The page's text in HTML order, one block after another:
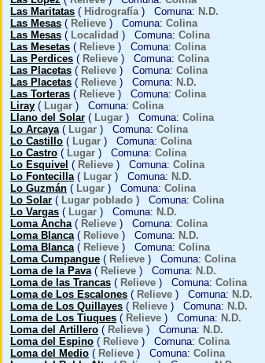
Las Maritatas ( Hidrografía) Comuna: N.D.
Las Mesas ( Relieve ) Comuna: Colina
Las Mesas ( Localidad ) Comuna: Colina
Las Mesetas ( Relieve ) Comuna: Colina
Las Perdices ( Relieve ) Comuna: Colina
Las Placetas ( Relieve ) Comuna: Colina
Las Placetas ( Relieve ) Comuna: N.D.
Las Torteras ( Relieve ) Comuna: Colina
Liray ( Lugar ) Comuna: Colina
Llano del Solar ( Lugar ) Comuna: Colina
Lo Arcaya( Lugar ) Comuna: Colina
Lo Castillo ( Lugar ) Comuna: Colina
Lo Castro ( Lugar ) Comuna: Colina
Lo Esquivel ( Relieve ) Comuna: Colina
Lo Fontecilla( Lugar ) Comuna: N.D.
Lo Guzmán ( Lugar ) Comuna: Colina
Lo Solar ( Lugar poblado ) Comuna: Colina
Lo Vargas ( Lugar ) Comuna: N.D.
Loma Ancha( Relieve ) Comuna: Colina
Loma Blanca( Relieve ) Comuna: N.D.
Loma Blanca( Relieve ) Comuna: Colina
Loma Cumpangue ( Relieve ) Comuna: Colina
Loma de la Pava( Relieve ) Comuna: N.D.
Loma de las Trancas ( Relieve ) Comuna: Colina
Loma de Los Escalones ( Relieve ) Comuna: N.D.
Loma de Los Quillayes ( Relieve ) Comuna: N.D.
Loma de Los Tiuques ( Relieve ) Comuna: N.D.
Loma del Artillero ( Relieve ) Comuna: N.D.
Loma del Espino ( Relieve ) Comuna: Colina
Loma del Medio ( Relieve ) Comuna: Colina